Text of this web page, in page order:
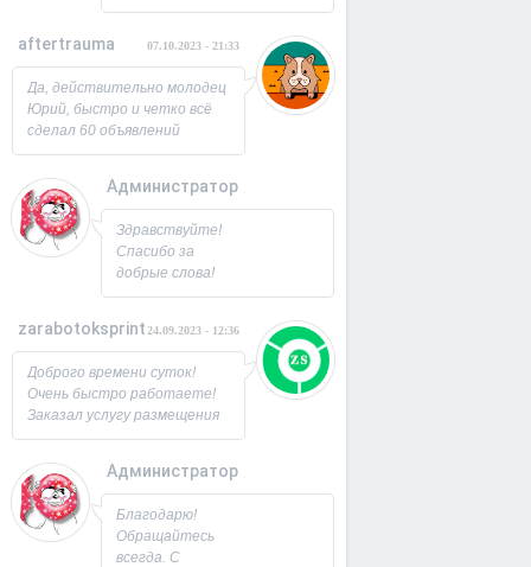
рад
С Уважением,
aftertrauma 07.10.2023 - 21:33
Да, действительно молодец
Юрий, быстро и четко всё
сделал 60 объявлений
разместил, всё работает,
страницы выросла в 2 раза
спасибо! Буду ещё
заказывать, советую!
Администратор
26.09.2023 - 07:33
Здравствуйте!
Спасибо за
добрые слова!
Всегда рад
пользователям.
просим!
Заходите ещё. С
Уважением,
Юрий!
zarabotoksprint 24.09.2023 - 12:36
Доброго времени суток!
Очень быстро работаете!
Заказал услугу размещения
объявления на 60 досок, за
исполнили! Большое
спасибо!
Администратор
22.09.2023 - 09:19
Благодарю!
Обращайтесь
всегда. С